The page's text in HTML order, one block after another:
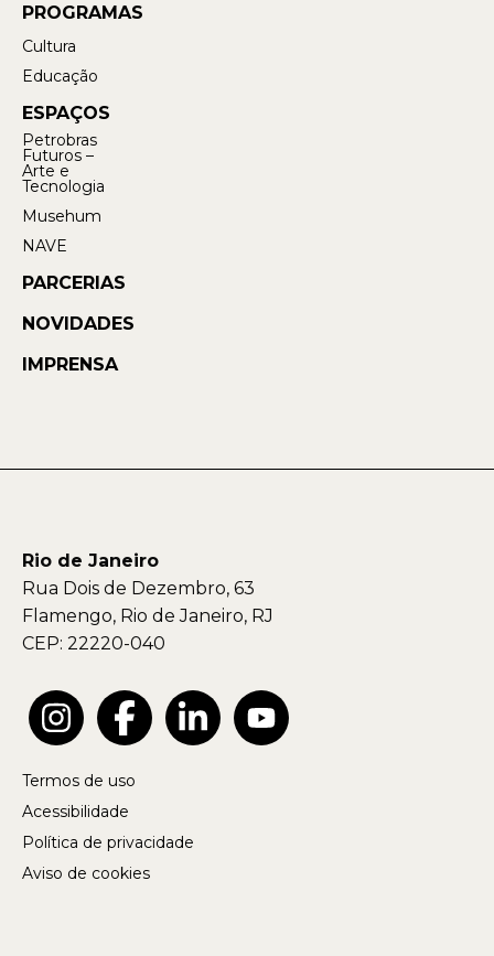
PROGRAMAS
Cultura
Educação
ESPAÇOS
Petrobras
Futuros –
Arte e
Tecnologia
Musehum
NAVE
PARCERIAS
NOVIDADES
IMPRENSA
Rio de Janeiro
Rua Dois de Dezembro, 63
Flamengo, Rio de Janeiro, RJ
CEP: 22220-040
Termos de uso
Acessibilidade
Política de privacidade
Aviso de cookies